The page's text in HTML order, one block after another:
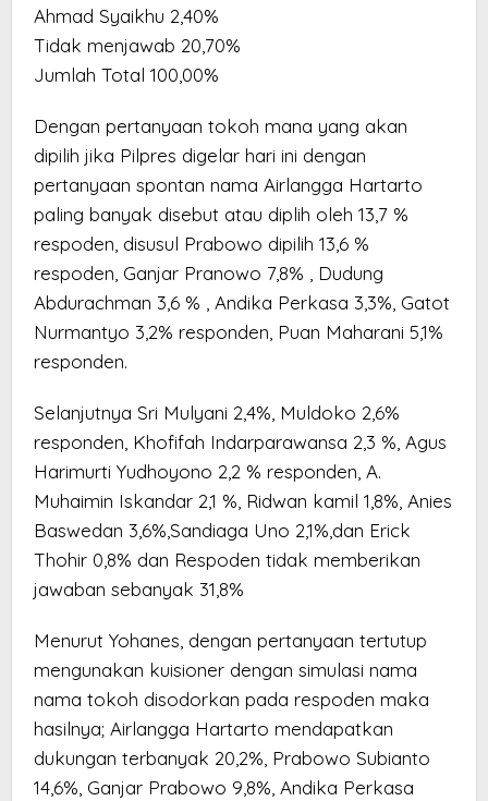
Ahmad Syaikhu 2,40%
Tidak menjawab 20,70%
Jumlah Total 100,00%
Dengan pertanyaan tokoh mana yang akan
dipilih jika Pilpres digelar hari ini dengan
pertanyaan spontan nama Airlangga Hartarto
paling banyak disebut atau diplih oleh 13,7 %
respoden, disusul Prabowo dipilih 13,6 %
respoden, Ganjar Pranowo 7,8% , Dudung
Abdurachman 3,6 % , Andika Perkasa 3,3%, Gatot
Nurmantyo 3,2% responden, Puan Maharani 5,1%
responden.
Selanjutnya Sri Mulyani 2,4%, Muldoko 2,6%
responden, Khofifah Indarparawansa 2,3 %, Agus
Harimurti Yudhoyono 2,2 % responden, A.
Muhaimin Iskandar 2,1 %, Ridwan kamil 1,8%, Anies
Baswedan 3,6%,Sandiaga Uno 2,1%,dan Erick
Thohir 0,8% dan Respoden tidak memberikan
jawaban sebanyak 31,8%
Menurut Yohanes, dengan pertanyaan tertutup
mengunakan kuisioner dengan simulasi nama
nama tokoh disodorkan pada respoden maka
hasilnya; Airlangga Hartarto mendapatkan
dukungan terbanyak 20,2%, Prabowo Subianto
14,6%, Ganjar Prabowo 9,8%, Andika Perkasa